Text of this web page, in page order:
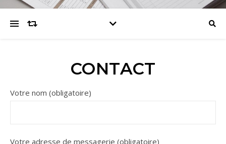
CONTACT
Votre nom (obligatoire)
Votre adresse de messagerie (obligatoire)